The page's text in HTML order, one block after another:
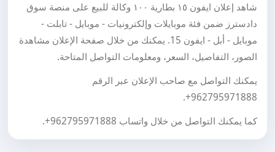
شاهد إعلان ايفون ١٥ بطارية ١٠٠ وكالة للبيع على منصة سوق
دادسترز ضمن فئة موبايلات وإلكترونيات - موبايل - تابلت -
موبايل - أبل - ايفون 15. يمكنك من خلال صفحة الإعلان مشاهدة
الصور، التفاصيل، السعر، ومعلومات التواصل المتاحة.
يمكنك التواصل مع صاحب الإعلان عبر الرقم
+962795971888
.
كما يمكنك التواصل من خلال واتساب +962795971888
.